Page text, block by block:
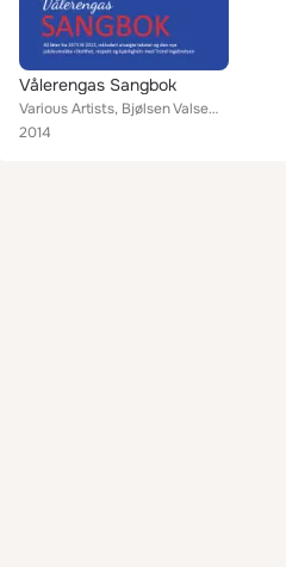
Vålerengas Sangbok
Various Artists, Bjølsen Valsemølle, Frank Znort Quartet, Asstronaut, The Retardos, Tormedhammeren, Tommy Steine Jorunn Erdal, L...
2014